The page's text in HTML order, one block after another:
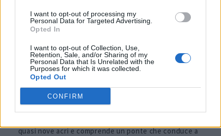
I want to opt-out of processing my
Personal Data for Targeted Advertising.
Opted In
I want to opt-out of Collection, Use,
Retention, Sale, and/or Sharing of my
Personal Data that Is Unrelated with the
Purposes for which it was collected.
Opted Out
CONFIRM
All’esterno, la vecchia proprietà diMel Bsi estende su
quasi nove acri e comprende un ponte che conduce a